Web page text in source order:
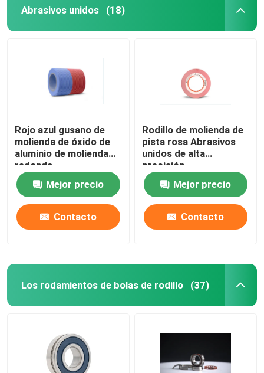
Abrasivos unidos (18)
Rojo azul gusano de
molienda de óxido de
aluminio de molienda
redonda
Mejor precio
Contacto
Rodillo de molienda de
pista rosa Abrasivos
unidos de alta
precisión
Mejor precio
Contacto
Los rodamientos de bolas de rodillo (37)